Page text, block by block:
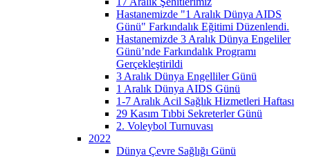
Hastanemizde "1 Aralık Dünya AIDS
Günü" Farkındalık Eğitimi Düzenlendi.
Hastanemizde 3 Aralık Dünya Engeliler
Günü’nde Farkındalık Programı
Gerçekleştirildi
3 Aralık Dünya Engelliler Günü
1 Aralık Dünya AIDS Günü
1-7 Aralık Acil Sağlık Hizmetleri Haftası
29 Kasım Tıbbi Sekreterler Günü
2. Voleybol Turnuvası
2022
Dünya Çevre Sağlığı Günü